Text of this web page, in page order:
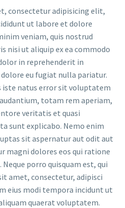
consectetur adipisicing elit,
ut labore et dolore
veniam, quis nostrud
nisi ut aliquip ex ea commodo
in reprehenderit in
eu fugiat nulla pariatur.
iste natus error sit voluptatem
totam rem aperiam,
veritatis et quasi
sunt explicabo. Nemo enim
sit aspernatur aut odit aut
magni dolores eos qui ratione
porro quisquam est, qui
amet, consectetur, adipisci
eius modi tempora incidunt ut
quaerat voluptatem.